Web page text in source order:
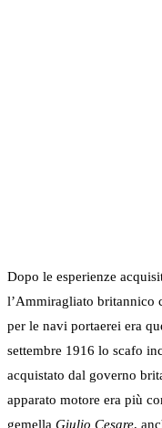
Dopo le esperienze
l’Ammiragliato britannico
per le navi portaerei era
settembre 1916 lo scafo
acquistato dal governo
apparato motore era più
gemella Giulio Cesare,